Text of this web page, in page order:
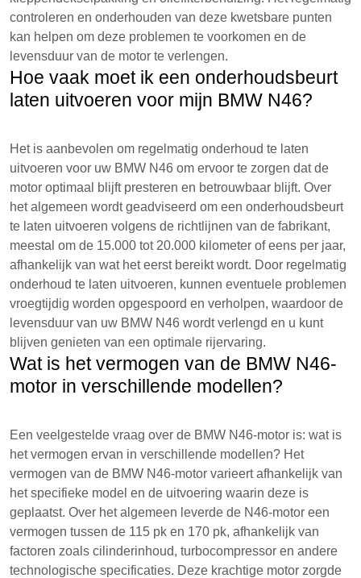
controleren en onderhouden van deze kwetsbare punten
kan helpen om deze problemen te voorkomen en de
levensduur van de motor te verlengen.
Hoe vaak moet ik een onderhoudsbeurt
laten uitvoeren voor mijn BMW N46?
Het is aanbevolen om regelmatig onderhoud te laten
uitvoeren voor uw BMW N46 om ervoor te zorgen dat de
motor optimaal blijft presteren en betrouwbaar blijft. Over
het algemeen wordt geadviseerd om een onderhoudsbeurt
te laten uitvoeren volgens de richtlijnen van de fabrikant,
meestal om de 15.000 tot 20.000 kilometer of eens per jaar,
afhankelijk van wat het eerst bereikt wordt. Door regelmatig
onderhoud te laten uitvoeren, kunnen eventuele problemen
vroegtijdig worden opgespoord en verholpen, waardoor de
levensduur van uw BMW N46 wordt verlengd en u kunt
blijven genieten van een optimale rijervaring.
Wat is het vermogen van de BMW N46-
motor in verschillende modellen?
Een veelgestelde vraag over de BMW N46-motor is: wat is
het vermogen ervan in verschillende modellen? Het
vermogen van de BMW N46-motor varieert afhankelijk van
het specifieke model en de uitvoering waarin deze is
geplaatst. Over het algemeen leverde de N46-motor een
vermogen tussen de 115 pk en 170 pk, afhankelijk van
factoren zoals cilinderinhoud, turbocompressor en andere
technologische specificaties. Deze krachtige motor zorgde